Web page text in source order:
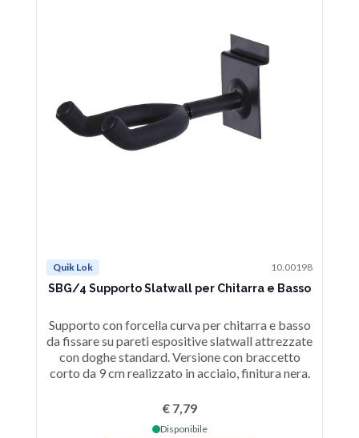
Quik Lok 10.00198
SBG/4 Supporto Slatwall per Chitarra e Basso
Supporto con forcella curva per chitarra e basso
da fissare su pareti espositive slatwall attrezzate
con doghe standard. Versione con braccetto
corto da 9 cm realizzato in acciaio, finitura nera.
€ 7,79
Disponibile